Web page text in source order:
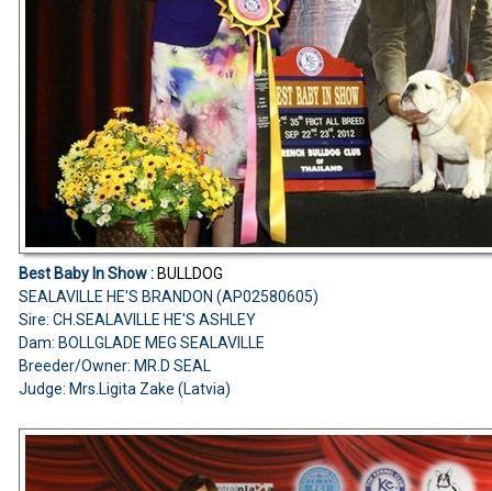
Best Baby In Show :BULLDOG
SEALAVILLE HE'S BRANDON (AP02580605)
Sire: CH.SEALAVILLE HE'S ASHLEY
Dam: BOLLGLADE MEG SEALAVILLE
Breeder/Owner: MR.D SEAL
Judge: Mrs.Ligita Zake (Latvia)